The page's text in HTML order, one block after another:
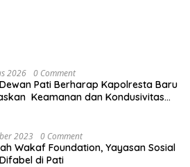
2026 0 Comment
Pati Berharap Kapolresta Baru
Keamanan dan Kondusivitas
2023 0 Comment
Wakaf Foundation, Yayasan Sosial
di Pati